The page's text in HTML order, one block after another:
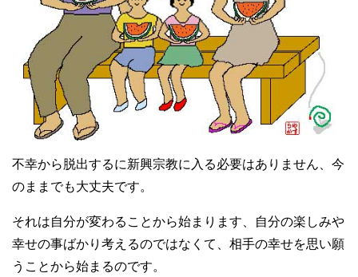
不幸から脱出するに新興宗教に入る必要はありません、今
のままでも大丈夫です。
それは自分が変わることから始まります、自分の楽しみや
幸せの事ばかり考えるのではなくて、相手の幸せを思い願
うことから始まるのです。